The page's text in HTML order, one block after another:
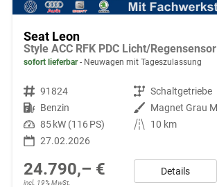
Seat Leon
Style ACC RFK PDC Licht/Regensensor
sofort lieferbar Neuwagen mit Tageszulassung
Fahrzeugnr. 91824 Getriebe Schaltgetriebe
Kraftstoff Benzin Außenfarbe
Leistung 85 kW (116 PS) Kilometerstand
10 km
27.02.2026
24.790,– €
incl. 19% MwSt.
Details